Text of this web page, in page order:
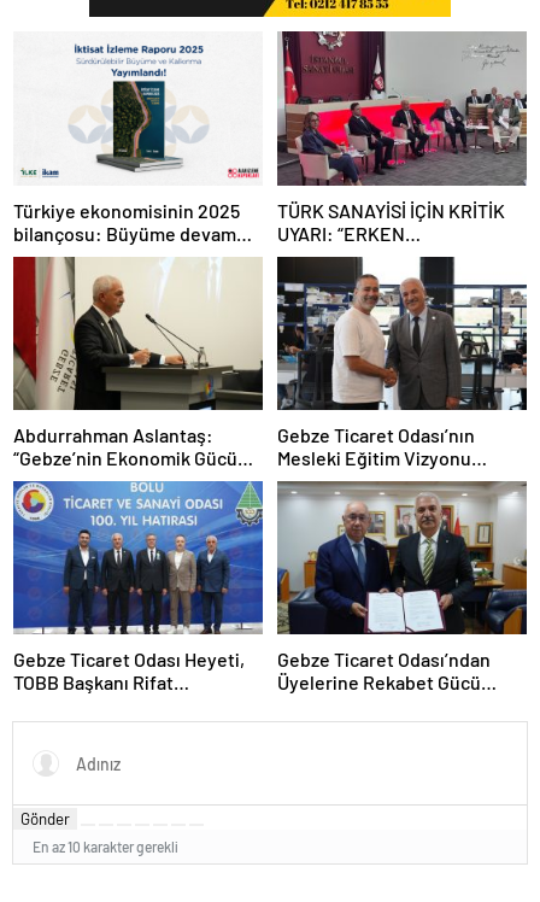
Türkiye ekonomisinin 2025
bilançosu: Büyüme devam
etti, sanayide alarm zilleri
çaldı
TÜRK SANAYİSİ İÇİN KRİTİK
UYARI: “ERKEN
SANAYİSİZLEŞME
TEHLİKESİYLE KARŞI
KARŞIYAYIZ”
Abdurrahman Aslantaş:
“Gebze’nin Ekonomik Gücünü
Daha da İleri Taşıyacağız”
Gebze Ticaret Odası’nın
Mesleki Eğitim Vizyonu
İstihdamla Taçlandı
Gebze Ticaret Odası Heyeti,
TOBB Başkanı Rifat
Araya GeldiGebze Ticaret
Odası Heyeti, TOBB Başkanı
Rifat Hisarcıklıoğlu ile Bolu’da
Gebze Ticaret Odası’ndan
Üyelerine Rekabet Gücü
Birliği
Gönder
En az 10 karakter gerekli